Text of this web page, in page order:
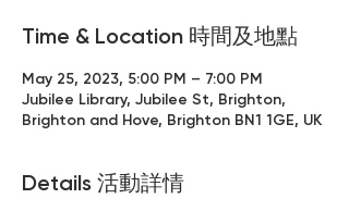
Time & Location 時間及地點
May 25, 2023, 5:00 PM – 7:00 PM
Jubilee Library, Jubilee St, Brighton,
Brighton and Hove, Brighton BN1 1GE, UK
Details 活動詳情